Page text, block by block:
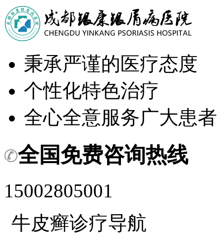
秉承严谨的医疗态度
个性化特色治疗
全心全意服务广大患者
全国免费咨询热线
15002805001
牛皮癣诊疗导航